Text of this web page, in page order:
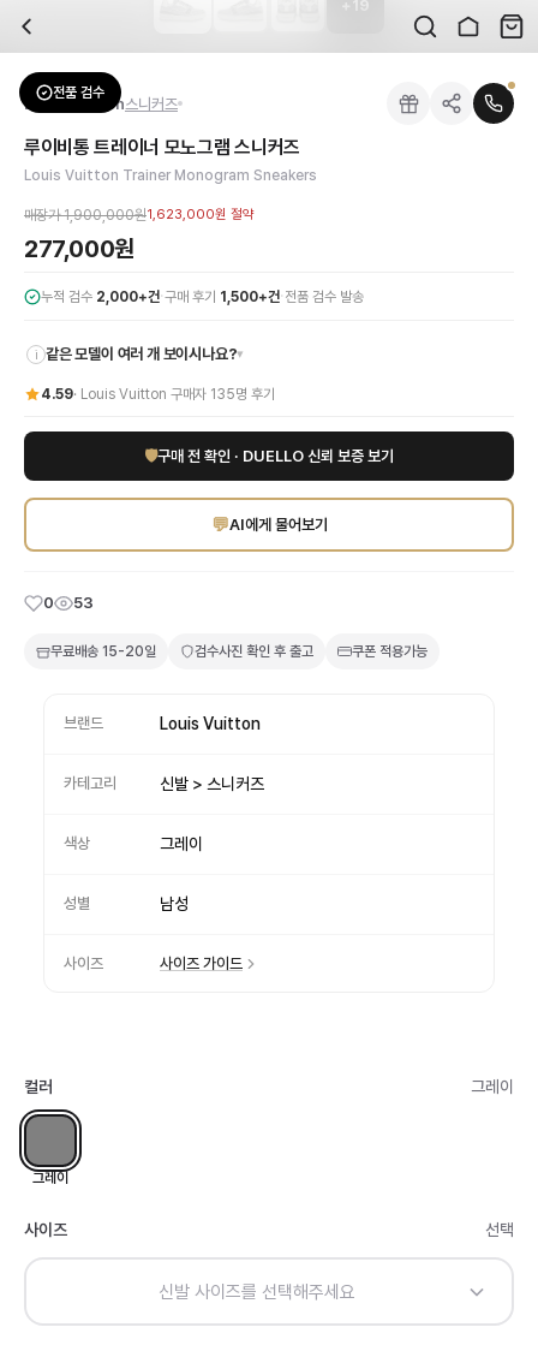
배송은 얼마나 걸리나요?
검수는 어떻게 진행되나요? 검수 사진을 받을 수 있나요?
전문 스태프가 실물 상품을 직접 확인한 후 검수 사진을 제공합니다. 가죽 재질,
교환이나 반품이 가능한가요?
수령 후 7일 이내 신청하시면 상품 하자, 사이즈 불일치, 고객 변심 모두 교환·반
쿠폰과 적립금을 함께 사용할 수 있나요?
네, 쿠폰과 적립금을 결제 시 함께 사용하실 수 있습니다. 적립금은 1,000원 이상
신발은 정사이즈인가요?
대부분 정사이즈로 제작되나 모델에 따라 차이가 있을 수 있습니다. mm 기준 사
브랜드:
성별:남성
색상:그레이
가격:277,000원
루이비통의 아이코닉한 헤리티지와 현대적인 감각이 완벽하게 조화된 루이비통
루이비통 트레이너 모노그램 스니커즈
19
전품 검수
Louis Vuitton스니커즈
루이비통 트레이너 모노그램 스니커즈
Louis Vuitton Trainer Monogram Sneakers
매장가1,900,000원1,623,000원 절약
277,000원
누적 검수 2,000+건·구매 후기 1,500+건· 전품 검수 발송
i 같은 모델이 여러 개 보이시나요?▾
4.59· Louis Vuitton 구매자 135명 후기
🛡구매 전 확인 · DUELLO 신뢰 보증 보기
💬AI에게 물어보기
0 53
무료배송 15-20일 검수사진 확인 후 출고 쿠폰 적용가능
브랜드 Louis Vuitton
카테고리 신발 > 스니커즈
색상 그레이
성별 남성
사이즈 사이즈 가이드
컬러 그레이
그레이
사이즈 선택
신발 사이즈를 선택해주세요